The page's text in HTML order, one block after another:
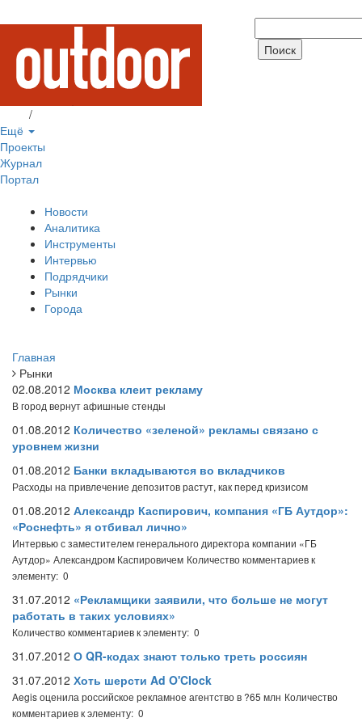
/
Ещё
Проекты
Журнал
Портал
Новости
Аналитика
Инструменты
Интервью
Подрядчики
Рынки
Города
Главная
Рынки
02.08.2012 Москва клеит рекламу
В город вернут афишные стенды
01.08.2012 Количество «зеленой» рекламы связано с
уровнем жизни
01.08.2012 Банки вкладываются во вкладчиков
Расходы на привлечение депозитов растут, как перед кризисом
01.08.2012 Александр Каспирович, компания «ГБ Аутдор»:
«Роснефть» я отбивал лично»
Интервью с заместителем генерального директора компании «ГБ
Аутдор» Александром Каспировичем Количество комментариев к
элементу: 0
31.07.2012 «Рекламщики заявили, что больше не могут
работать в таких условиях»
Количество комментариев к элементу: 0
31.07.2012 О QR-кодах знают только треть россиян
31.07.2012 Хоть шерсти Ad O'Clock
Aegis оценила российское рекламное агентство в ?65 млн Количество
комментариев к элементу: 0